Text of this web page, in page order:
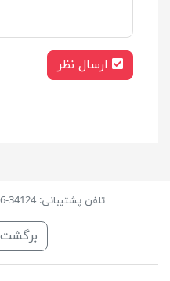
ارسال نظر
تلفن پشتیبانی: 34124-026
برگشت